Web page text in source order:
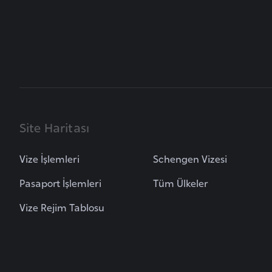
Site Haritası
Vize İşlemleri
Pasaport İşlemleri
Vize Rejim Tablosu
Schengen Vizesi
Tüm Ülkeler
t
C
z